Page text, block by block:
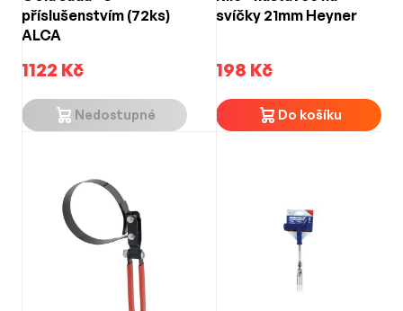
příslušenstvím (72ks)
ALCA
1122 Kč
Nedostupné
svíčky 21mm Heyner
198 Kč
Do košíku